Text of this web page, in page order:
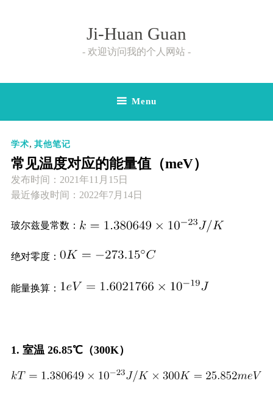
Ji-Huan Guan
欢迎访问我的个人网站
Menu
学术, 其他笔记
常见温度对应的能量值（meV）
发布时间： 2021年11月15日
最近修改时间：2022年7月14日
玻尔兹曼常数：
绝对零度：
能量换算：
1. 室温 26.85℃（300K）